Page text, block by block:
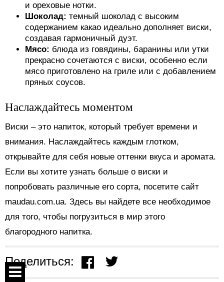
и ореховые нотки.
Шоколад: темный шоколад с высоким
содержанием какао идеально дополняет виски,
создавая гармоничный дуэт.
Мясо: блюда из говядины, баранины или утки
прекрасно сочетаются с виски, особенно если
мясо приготовлено на гриле или с добавлением
пряных соусов.
Наслаждайтесь моментом
Виски – это напиток, который требует времени и
внимания. Наслаждайтесь каждым глотком,
открывайте для себя новые оттенки вкуса и аромата.
Если вы хотите узнать больше о виски и
попробовать различные его сорта, посетите сайт
maudau.com.ua. Здесь вы найдете все необходимое
для того, чтобы погрузиться в мир этого
благородного напитка.
Поделиться: